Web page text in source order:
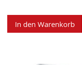
In den Warenkorb